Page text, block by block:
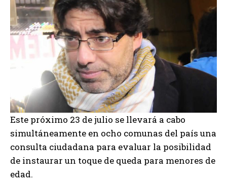
Este próximo 23 de julio se llevará a cabo
simultáneamente en ocho comunas del país una
consulta ciudadana para evaluar la posibilidad
de instaurar un toque de queda para menores de
edad.